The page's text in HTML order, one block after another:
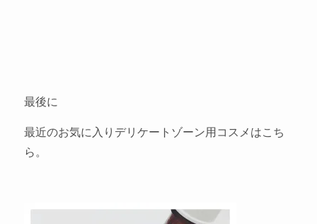
最後に
最近のお気に入りデリケートゾーン用コスメはこち
ら。